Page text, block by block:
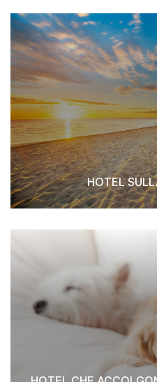
HOTEL